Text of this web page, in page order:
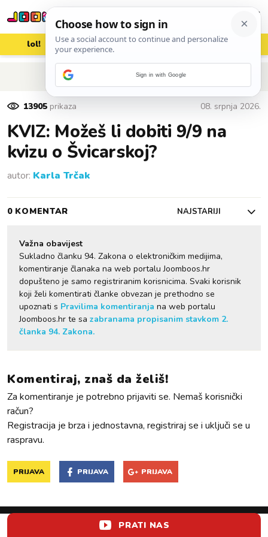
lol! aww vrh! woot?!
POVRATAK NA ČLANAK
13905 prikaza 08. srpnja 2026.
KVIZ: Možeš li dobiti 9/9 na
kvizu o Švicarskoj?
autor: Karla Trčak
0 KOMENTAR NAJSTARIJI
Važna obavijest
Sukladno članku 94. Zakona o elektroničkim medijima,
komentiranje članaka na web portalu Joomboos.hr
dopušteno je samo registriranim korisnicima. Svaki korisnik
koji želi komentirati članke obvezan je prethodno se
upoznati s Pravilima komentiranja na web portalu
Joomboos.hr te sa zabranama propisanim stavkom 2.
članka 94. Zakona.
Komentiraj, znaš da želiš!
Za komentiranje je potrebno prijaviti se. Nemaš korisnički
račun?
Registracija je brza i jednostavna, registriraj se i uključi se u
raspravu.
PRIJAVA PRIJAVA PRIJAVA
PRATI NAS
Sign in with Google